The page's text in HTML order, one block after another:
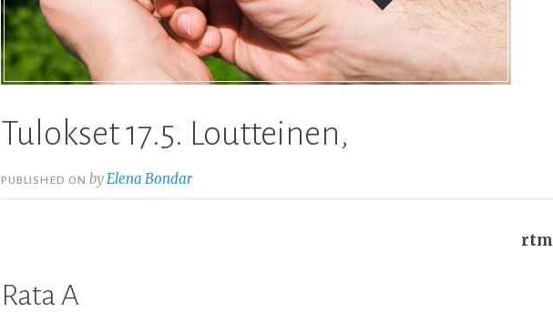
Tulokset 17.5. Loutteinen,
PUBLISHED ONby Elena Bondar
rtm
Rata A